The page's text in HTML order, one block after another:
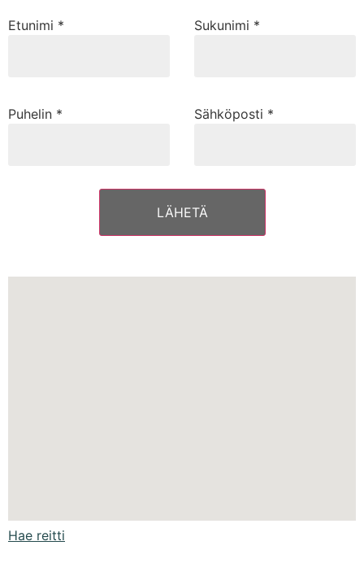
Etunimi * Sukunimi *
Puhelin * Sähköposti *
Hae reitti